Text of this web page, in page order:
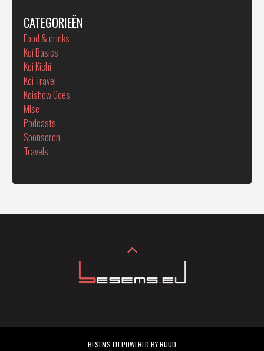
CATEGORIEËN
Food & drinks
Koi Basics
Koi Kichi
Koi Travel
Koishow Goes
Misc
Podcasts
Sponsoren
Travels
BESEMS.EU POWERED BY RUUD